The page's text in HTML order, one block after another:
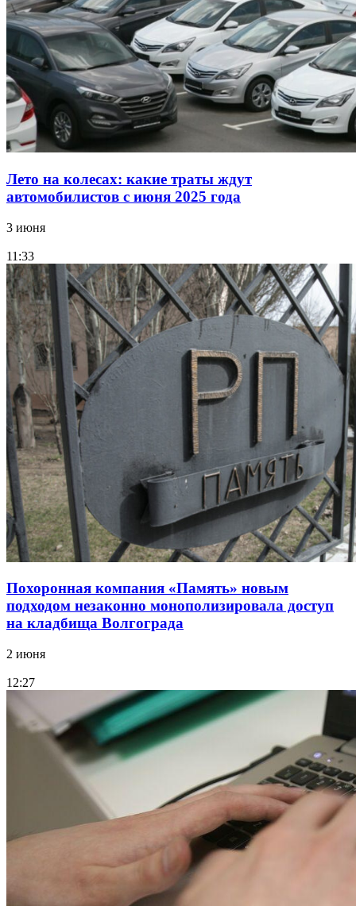
Лето на колесах: какие траты ждут
автомобилистов с июня 2025 года
3 июня
11:33
Похоронная компания «Память» новым
подходом незаконно монополизировала доступ
на кладбища Волгограда
2 июня
12:27